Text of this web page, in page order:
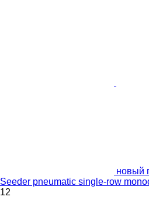
новый
Seeder pneumatic single-row
12